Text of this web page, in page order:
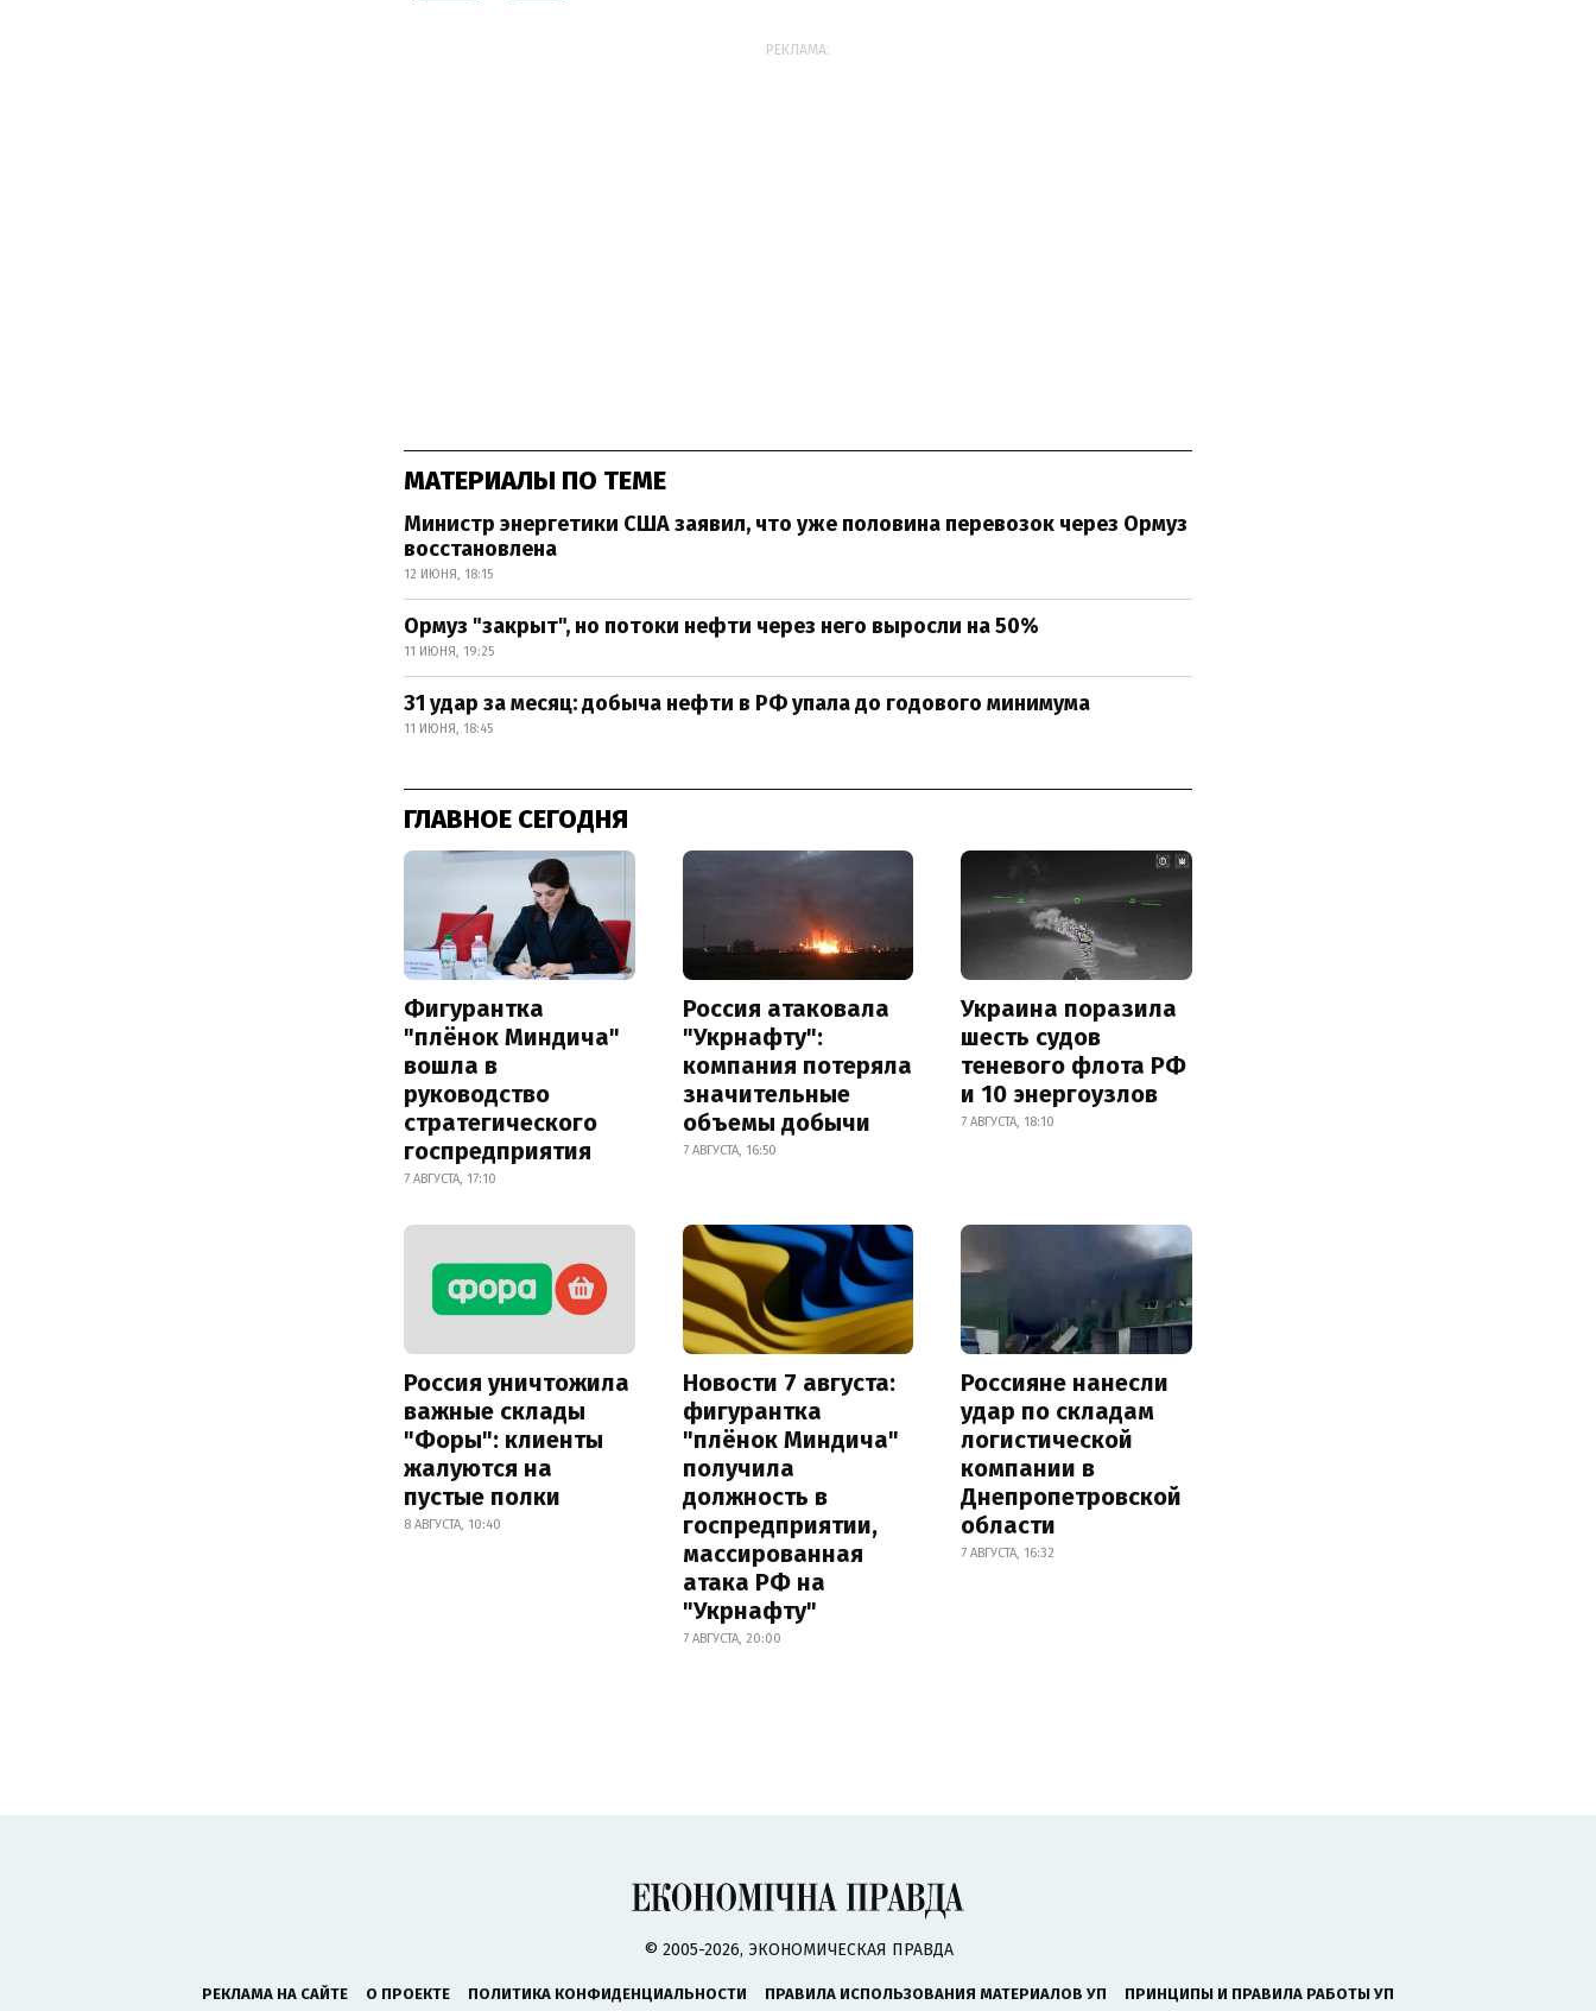
РЕКЛАМА:
МАТЕРИАЛЫ ПО ТЕМЕ
Министр энергетики США заявил, что уже половина перевозок через Ормуз
восстановлена
12 ИЮНЯ, 18:15
Ормуз "закрыт", но потоки нефти через него выросли на 50%
11 ИЮНЯ, 19:25
31 удар за месяц: добыча нефти в РФ упала до годового минимума
11 ИЮНЯ, 18:45
ГЛАВНОЕ СЕГОДНЯ
Фигурантка
"плёнок Миндича"
вошла в
руководство
стратегического
госпредприятия
7 АВГУСТА, 17:10
Россия атаковала
"Укрнафту":
компания потеряла
значительные
объемы добычи
7 АВГУСТА, 16:50
Украина поразила
шесть судов
теневого флота РФ
и 10 энергоузлов
7 АВГУСТА, 18:10
Россия уничтожила
важные склады
"Форы": клиенты
жалуются на
пустые полки
8 АВГУСТА, 10:40
Новости 7 августа:
фигурантка
"плёнок Миндича"
получила
должность в
госпредприятии,
массированная
атака РФ на
"Укрнафту"
7 АВГУСТА, 20:00
Россияне нанесли
удар по складам
логистической
компании в
Днепропетровской
области
7 АВГУСТА, 16:32
© 2005-2026, ЭКОНОМИЧЕСКАЯ ПРАВДА
РЕКЛАМА НА САЙТЕ О ПРОЕКТЕ ПОЛИТИКА КОНФИДЕНЦИАЛЬНОСТИ ПРАВИЛА ИСПОЛЬЗОВАНИЯ МАТЕРИАЛОВ УП ПРИНЦИПЫ И ПРАВИЛА РАБОТЫ УП